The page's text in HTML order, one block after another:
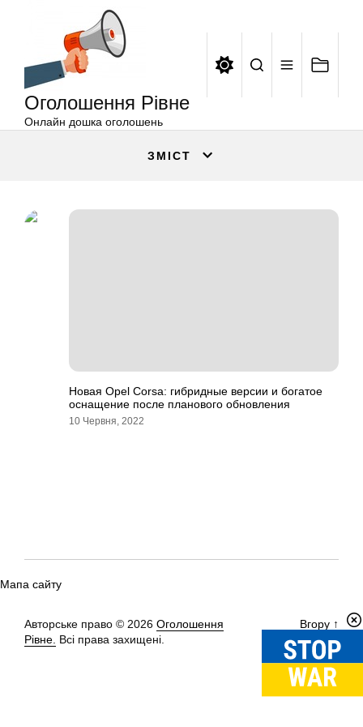
Оголошення Рівне
Онлайн дошка оголошень
ЗМІСТ
Новая Opel Corsa: гибридные версии и богатое
оснащение после планового обновления
10 Червня, 2022
Мапа сайту
Авторське право © 2026 Оголошення
Рівне. Всі права захищені.
Вгору ↑